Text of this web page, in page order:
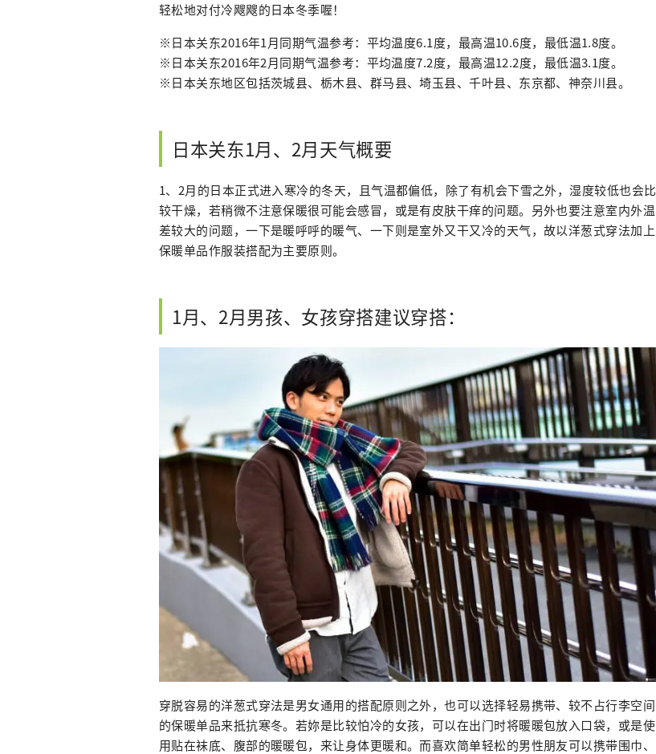
轻松地对付冷飕飕的日本冬季喔！
※日本关东2016年1月同期气温参考：平均温度6.1度，最高温10.6度，最低温1.8度。
※日本关东2016年2月同期气温参考：平均温度7.2度，最高温12.2度，最低温3.1度。
※日本关东地区包括茨城县、栃木县、群马县、埼玉县、千叶县、东京都、神奈川县。
日本关东1月、2月天气概要
1、2月的日本正式进入寒冷的冬天，且气温都偏低，除了有机会下雪之外，湿度较低也会比
较干燥，若稍微不注意保暖很可能会感冒，或是有皮肤干痒的问题。另外也要注意室内外温
差较大的问题，一下是暖呼呼的暖气、一下则是室外又干又冷的天气，故以洋葱式穿法加上
保暖单品作服装搭配为主要原则。
1月、2月男孩、女孩穿搭建议穿搭：
穿脱容易的洋葱式穿法是男女通用的搭配原则之外，也可以选择轻易携带、较不占行李空间
的保暖单品来抵抗寒冬。若妳是比较怕冷的女孩，可以在出门时将暖暖包放入口袋，或是使
用贴在袜底、腹部的暖暖包，来让身体更暖和。而喜欢简单轻松的男性朋友可以携带围巾、